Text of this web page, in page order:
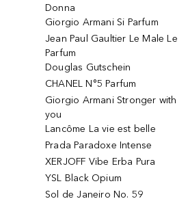
Donna
Giorgio Armani Si Parfum
Jean Paul Gaultier Le Male Le
Parfum
Douglas Gutschein
CHANEL N°5 Parfum
Giorgio Armani Stronger with
you
Lancôme La vie est belle
Prada Paradoxe Intense
XERJOFF Vibe Erba Pura
YSL Black Opium
Sol de Janeiro No. 59